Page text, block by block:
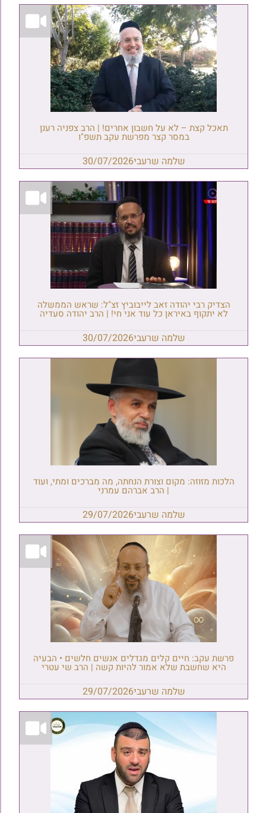
תאכל קצת – לא על חשבון אחרים! | הרב צפניה רענן
במסר קצר מפרשת עקב תשפ"ו
שלמה שרעבי30/07/2026
הצדיק רבי יהודה זאב לייבוביץ זצ"ל: שראש הממשלה
לא יתקוף באיראן כל עוד אני חי! | הרב יהודה סעדיה
שלמה שרעבי30/07/2026
הלכות מזוזה: מקום וצורת הנחתה, מה מברכים ומתי, ועוד
| הרב אברהם עמרני
שלמה שרעבי29/07/2026
פרשת עקב: חיים קלים מגדלים אנשים חלשים • הבעיה
היא שחשבת שלא אמור להיות קשה | הרב שי עטרי
שלמה שרעבי29/07/2026